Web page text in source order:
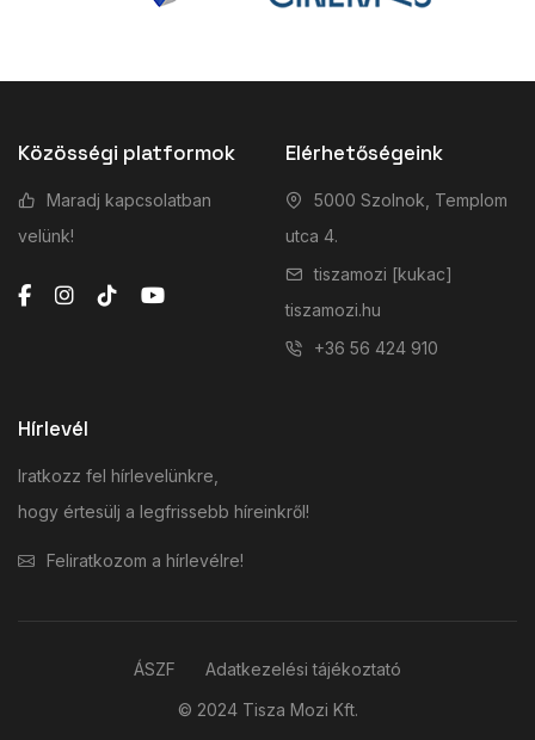
Közösségi platformok
Maradj kapcsolatban
velünk!
Elérhetőségeink
5000 Szolnok, Templom
utca 4.
tiszamozi [kukac]
tiszamozi.hu
+36 56 424 910
Hírlevél
Iratkozz fel hírlevelünkre,
hogy értesülj a legfrissebb híreinkről!
Feliratkozom a hírlevélre!
© 2024 Tisza Mozi Kft.
ÁSZF Adatkezelési tájékoztató